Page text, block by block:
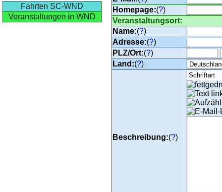
Fahrten SC-WND
Veranstaltungen in WND
Homepage:(?)
Veranstaltungsort:
Name:(?)
Adresse:(?)
PLZ/Ort:(?)
Land:(?)
Beschreibung:(?)